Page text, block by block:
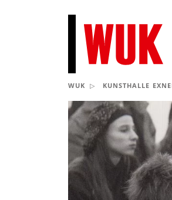
WUK KUNSTHALLE